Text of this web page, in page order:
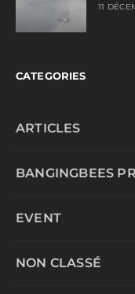
11
CATEGORIES
ARTICLES
BANGINGBEES
EVENT
NON CLASSÉ